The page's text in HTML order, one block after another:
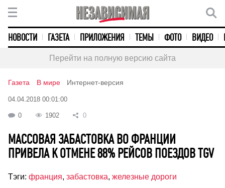
НОВОСТИ ГАЗЕТА ПРИЛОЖЕНИЯ ТЕМЫ ФОТО ВИДЕО
Перейти на полную версию сайта
Газета В мире Интернет-версия
04.04.2018 00:01:00
0 1902 0
МАССОВАЯ ЗАБАСТОВКА ВО ФРАНЦИИ
ПРИВЕЛА К ОТМЕНЕ 88% РЕЙСОВ ПОЕЗДОВ TGV
Тэги: франция, забастовка, железные дороги